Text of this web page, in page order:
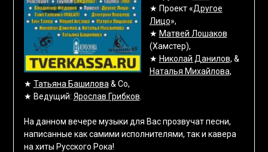
★ Проект «Другое
Лицо»,
★ Матвей Лошаков
(Хамстер),
★ Николай Данилов, &
Наталья Михайлова,
★ Татьяна Башилова & Co,
★ Ведущий: Ярослав Грибков
На данном вечере музыки для Вас прозвучат песни,
написанные как самими исполнителями, так и кавера
на хиты Русского Рока!